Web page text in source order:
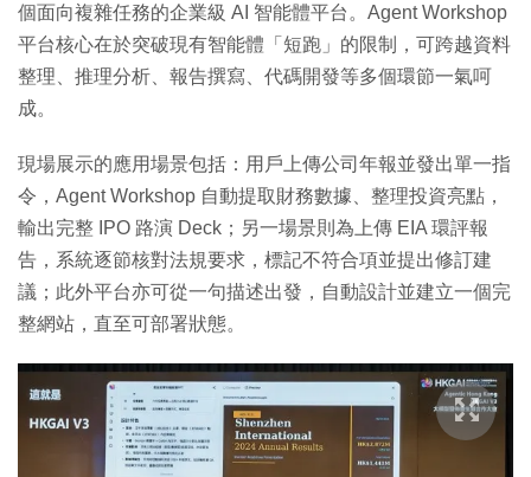
個面向複雜任務的企業級 AI 智能體平台。Agent Workshop
平台核心在於突破現有智能體「短跑」的限制，可跨越資料
整理、推理分析、報告撰寫、代碼開發等多個環節一氣呵
成。
現場展示的應用場景包括：用戶上傳公司年報並發出單一指
令，Agent Workshop 自動提取財務數據、整理投資亮點，
輸出完整 IPO 路演 Deck；另一場景則為上傳 EIA 環評報
告，系統逐節核對法規要求，標記不符合項並提出修訂建
議；此外平台亦可從一句描述出發，自動設計並建立一個完
整網站，直至可部署狀態。